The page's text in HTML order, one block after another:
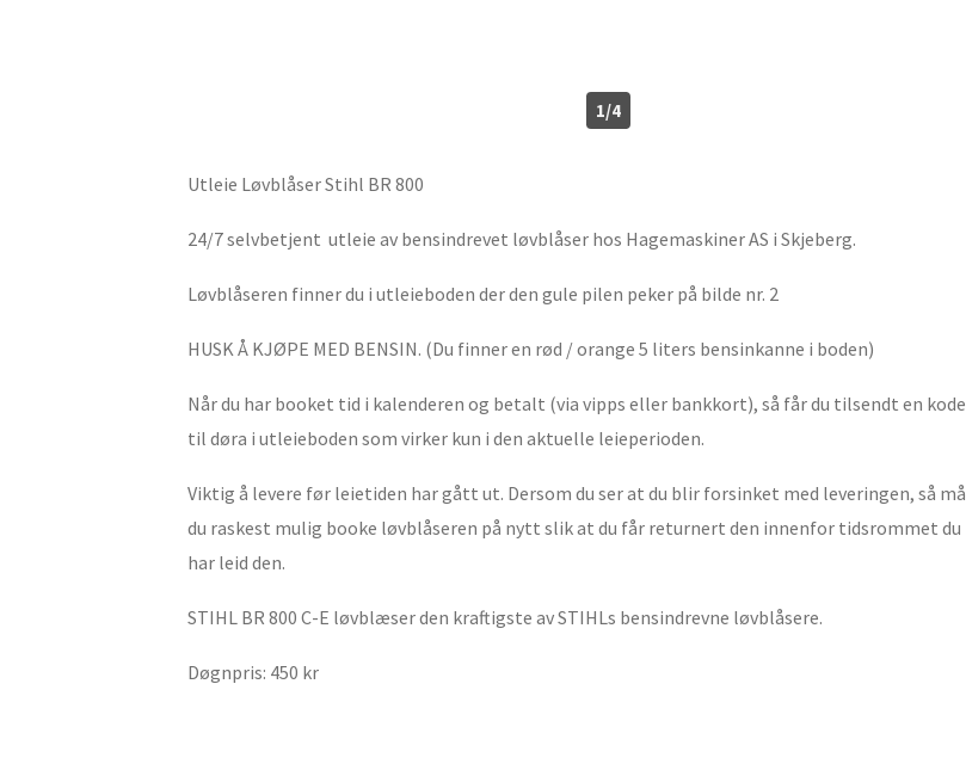
1/4
Utleie Løvblåser Stihl BR 800
24/7 selvbetjent utleie av bensindrevet løvblåser hos Hagemaskiner AS i Skjeberg.
Løvblåseren finner du i utleieboden der den gule pilen peker på bilde nr. 2
HUSK Å KJØPE MED BENSIN. (Du finner en rød / orange 5 liters bensinkanne i boden)
Når du har booket tid i kalenderen og betalt (via vipps eller bankkort), så får du tilsendt en kode
til døra i utleieboden som virker kun i den aktuelle leieperioden.
Viktig å levere før leietiden har gått ut. Dersom du ser at du blir forsinket med leveringen, så må
du raskest mulig booke løvblåseren på nytt slik at du får returnert den innenfor tidsrommet du
har leid den.
STIHL BR 800 C-E løvblæser den kraftigste av STIHLs bensindrevne løvblåsere.
Døgnpris: 450 kr